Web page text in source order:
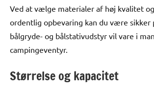
Ved at vælge materialer af høj kvalitet
ordentlig opbevaring kan du være sikker
bålgryde- og bålstativudstyr vil vare i
campingeventyr.
Størrelse og kapacitet